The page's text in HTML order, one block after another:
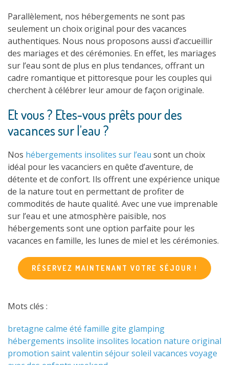
Parallèlement, nos hébergements ne sont pas
seulement un choix original pour des vacances
authentiques. Nous nous proposons aussi d’accueillir
des mariages et des cérémonies. En effet, les mariages
sur l’eau sont de plus en plus tendances, offrant un
cadre romantique et pittoresque pour les couples qui
cherchent à célébrer leur amour de façon originale.
Et vous ? Etes-vous prêts pour des
vacances sur l’eau ?
Nos hébergements insolites sur l’eau sont un choix
idéal pour les vacanciers en quête d’aventure, de
détente et de confort. Ils offrent une expérience unique
de la nature tout en permettant de profiter de
commodités de haute qualité. Avec une vue imprenable
sur l’eau et une atmosphère paisible, nos
hébergements sont une option parfaite pour les
vacances en famille, les lunes de miel et les cérémonies.
RÉSERVEZ MAINTENANT VOTRE SÉJOUR !
Mots clés :
bretagne calme été famille gite glamping
hébergements insolite insolites location nature original
promotion saint valentin séjoursoleil vacances voyage